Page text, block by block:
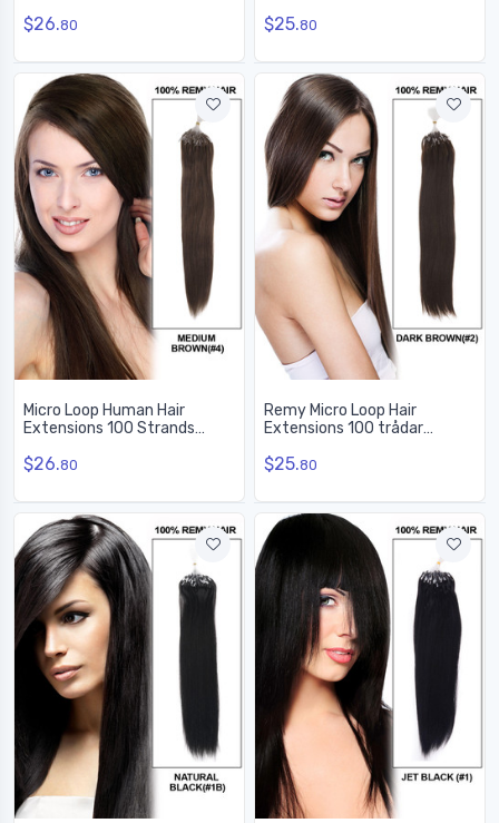
Blond(#24)
$26.80 $25.80
Micro Loop Human Hair
Extensions 100 Strands
(#4)
$26.80
Remy Micro Loop Hair
Extensions 100 trådar
$25.80